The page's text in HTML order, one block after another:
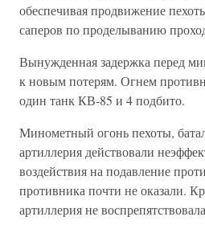
обеспечивая продвижение
саперов по проделыванию
Вынужденная задержка перед
к новым потерям. Огнем
один танк КВ-85 и 4 подбито.
Минометный огонь пехоты,
артиллерия действовали
воздействия на подавление
противника почти не оказали.
артиллерия не